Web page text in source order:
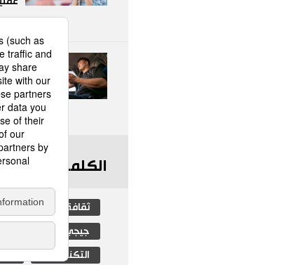
عدد
الكلمات الأكثر
ثقافة المطبخ
جيجي برس
التكنولوجيا